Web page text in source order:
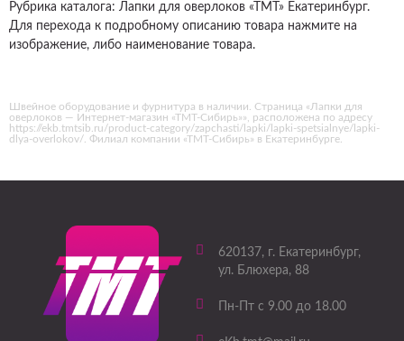
Рубрика каталога: Лапки для оверлоков «ТМТ» Екатеринбург.
Для перехода к подробному описанию товара нажмите на
изображение, либо наименование товара.
Швейное оборудование и фурнитура в наличии. Страница «Лапки для
оверлоков — Интернет-магазин «ТМТ-Сибирь»», расположена по адресу
https://ekb.tmtsib.ru/product-category/zapchasti/lapki/lapki-spetsialnye/lapki-
dlya-overlokov/. Филиал компании «ТМТ-Сибирь» в Екатеринбурге.
620137, г. Екатеринбург,
ул. Блюхера, 88
Пн-Пт с 9.00 до 18.00